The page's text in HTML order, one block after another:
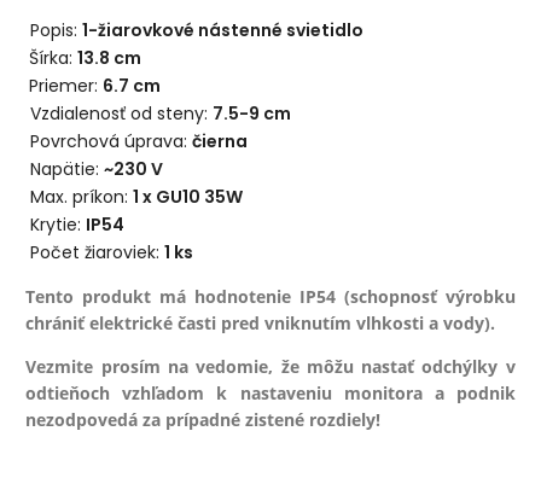
Popis:1-žiarovkové nástenné svietidlo
Šírka:13.8 cm
Priemer: 6.7 cm
Vzdialenosť od steny: 7.5-9 cm
Povrchová úprava:čierna
Napätie:~230 V
Max. príkon:1 x GU10 35W
Krytie: IP54
Počet žiaroviek:1 ks
Tento produkt má hodnotenie IP54 (schopnosť výrobku
chrániť elektrické časti pred vniknutím vlhkosti a vody).
Vezmite prosím na vedomie, že môžu nastať odchýlky v
odtieňoch vzhľadom k nastaveniu monitora a podnik
nezodpovedá za prípadné zistené rozdiely!